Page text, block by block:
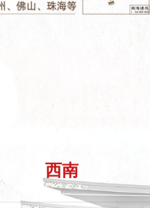
西南